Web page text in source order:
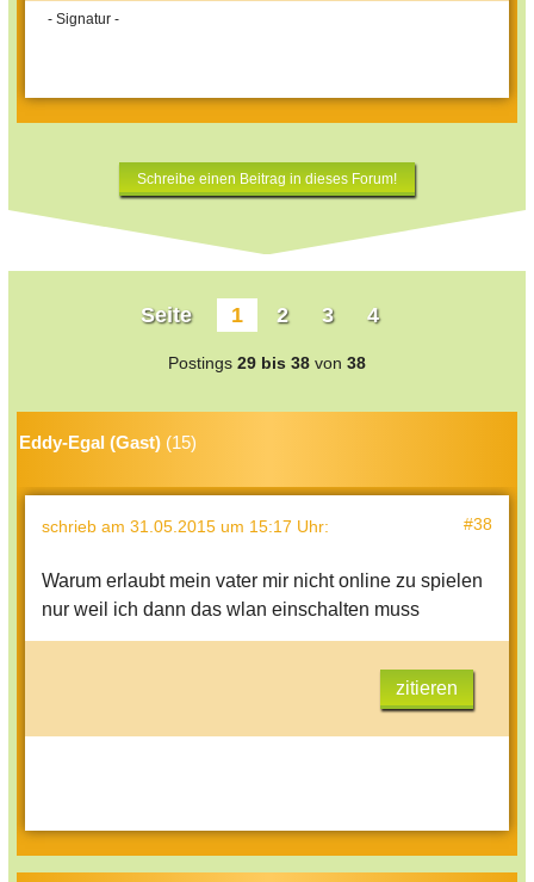
- Signatur -
Schreibe einen Beitrag in dieses Forum!
Seite 1 2 3 4
Postings 29 bis 38 von 38
Eddy-Egal (Gast) (15)
schrieb am 31.05.2015 um 15:17 Uhr: #38
Warum erlaubt mein vater mir nicht online zu spielen
nur weil ich dann das wlan einschalten muss
zitieren